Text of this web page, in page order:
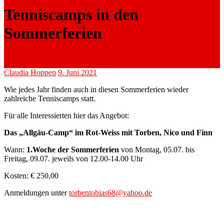
Tenniscamps in den
Sommerferien
Claudia Hoppen 9. Juni 2021
Wie jedes Jahr finden auch in diesen Sommerferien wieder
zahlreiche Tenniscamps statt.
Für alle Interessierten hier das Angebot:
Das „Allgäu-Camp“ im Rot-Weiss mit Torben, Nico und Finn
Wann: 1.Woche der Sommerferien von Montag, 05.07. bis
Freitag, 09.07. jeweils von 12.00-14.00 Uhr
Kosten: € 250,00
Anmeldungen untertorbentobias68@yahoo.de